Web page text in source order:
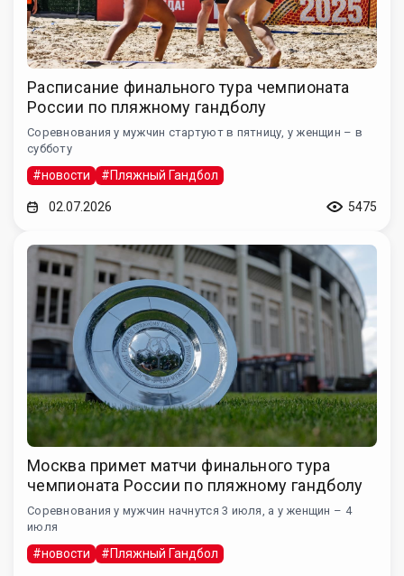
Расписание финального тура чемпионата
России по пляжному гандболу
Соревнования у мужчин стартуют в пятницу, у женщин – в
субботу
#новости #Пляжный Гандбол
02.07.2026 5475
Москва примет матчи финального тура
чемпионата России по пляжному гандболу
Соревнования у мужчин начнутся 3 июля, а у женщин – 4
июля
#новости #Пляжный Гандбол